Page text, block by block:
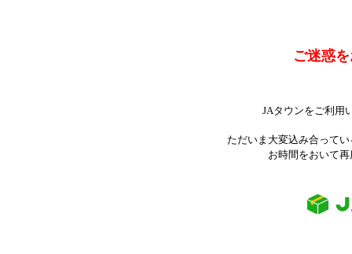
ご迷惑
JAタウンをご利用
ただいま大変込み合って
お時間をおいて